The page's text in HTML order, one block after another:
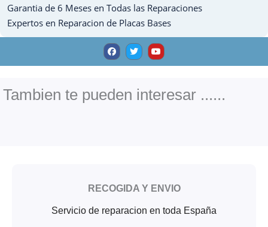
Garantia de 6 Meses en Todas las Reparaciones
Expertos en Reparacion de Placas Bases
F
a
c
e
o
k
T
w
i
t
Y
o
u
t
e
Tambien te pueden interesar ......
RECOGIDA Y ENVIO
Servicio de reparacion en toda España